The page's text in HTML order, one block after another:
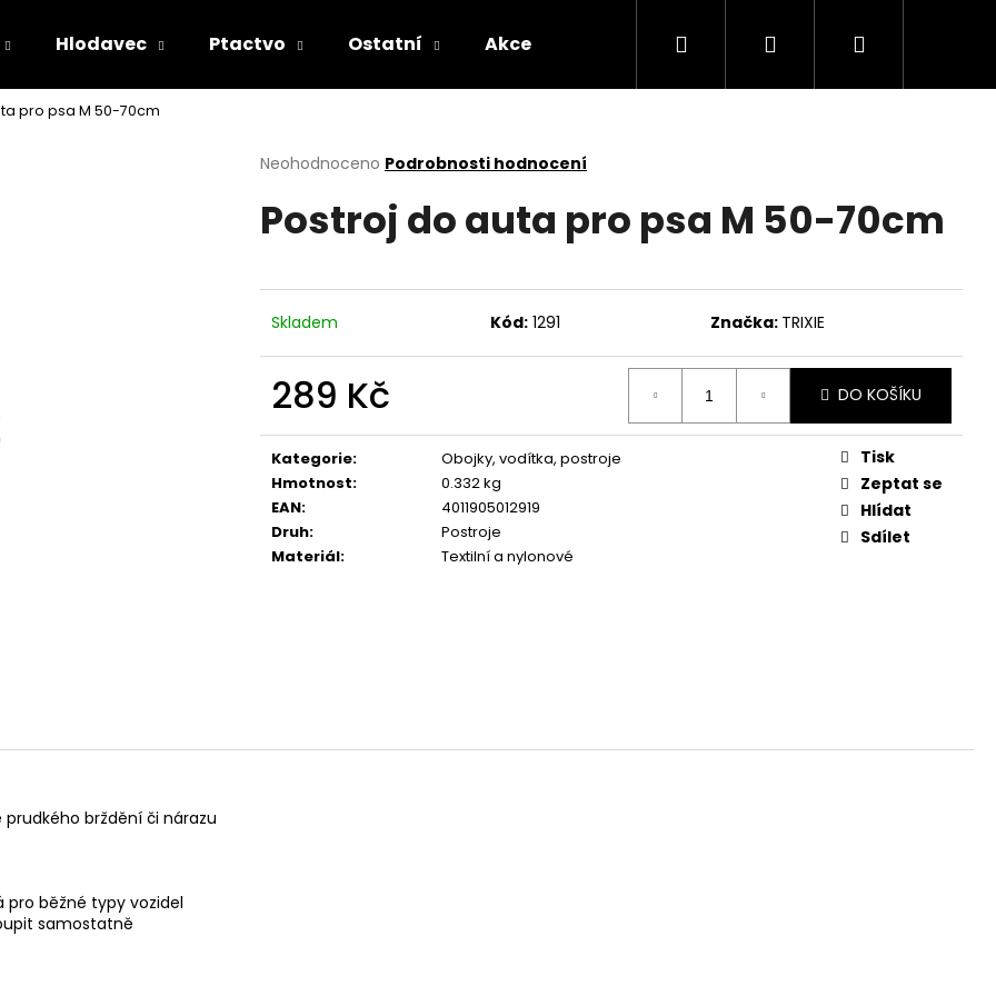
Hlodavec Ptactvo Ostatní Akce Kontakty
Hledat PřihlášeníNákupní
pro psa M 50-70cm
Průměrné
produktu
je
5
hvězdiček.
Neohodnoceno Podrobnosti hodnocení
Postroj do auta pro psa M 50-70cm
Skladem Kód: 1291 Značka: TRIXIE
289 Kč
cena:
DO KOŠÍKU
Kategorie:
Obojky, vodítka, postroje
Hmotnost:
0.332 kg
EAN:
4011905012919
Druh:
Postroje
Materiál: Textilní a nylonové
Tisk
Zeptat se
Hlídat
Sdílet
brždění či nárazu
běžné typy vozidel
samostatně
Co potřebujete najít?
HLEDAT
Následující
CALIBRA JOY DOG YUMMY CHICKEN CALIBRA JOY DOG YUMMY TUNA TREAT